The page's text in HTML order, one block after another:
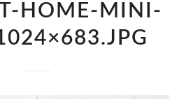
HOME-MINI-